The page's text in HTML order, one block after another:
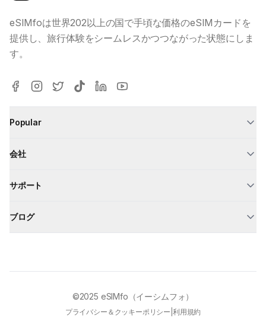
eSIMfoは世界202以上の国で手頃な価格のeSIMカードを
提供し、旅行体験をシームレスかつつながった状態にしま
す。
Popular
会社
サポート
ブログ
©2025 eSIMfo（イーシムフォ）
プライバシー＆クッキーポリシー 利用規約